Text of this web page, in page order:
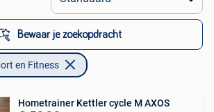
Bewaar je zoekopdracht
en Fitness
Hometrainer Kettler cycle M AXOS